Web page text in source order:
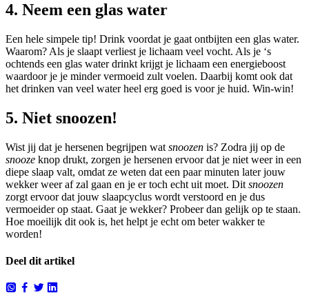
4. Neem een glas water
Een hele simpele tip! Drink voordat je gaat ontbijten een glas water.
Waarom? Als je slaapt verliest je lichaam veel vocht. Als je ‘s
ochtends een glas water drinkt krijgt je lichaam een energieboost
waardoor je je minder vermoeid zult voelen. Daarbij komt ook dat
het drinken van veel water heel erg goed is voor je huid. Win-win!
5. Niet snoozen!
Wist jij dat je hersenen begrijpen wat snoozen is? Zodra jij op de
snooze knop drukt, zorgen je hersenen ervoor dat je niet weer in een
diepe slaap valt, omdat ze weten dat een paar minuten later jouw
wekker weer af zal gaan en je er toch echt uit moet. Dit snoozen
zorgt ervoor dat jouw slaapcyclus wordt verstoord en je dus
vermoeider op staat. Gaat je wekker? Probeer dan gelijk op te staan.
Hoe moeilijk dit ook is, het helpt je echt om beter wakker te
worden!
Deel dit artikel